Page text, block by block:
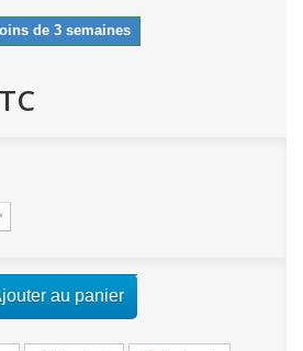
de 3 semaines
au panier